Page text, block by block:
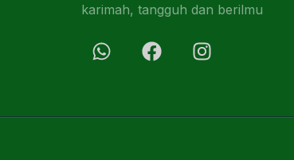
karimah, tangguh dan berilmu